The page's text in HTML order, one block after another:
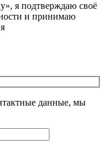
я подтверждаю своё
и принимаю
данные, мы